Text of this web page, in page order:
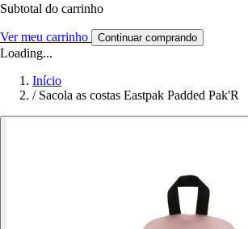
Subtotal do carrinho
Ver meu carrinho Continuar comprando
Loading...
Início
/ Sacola as costas Eastpak Padded Pak'R